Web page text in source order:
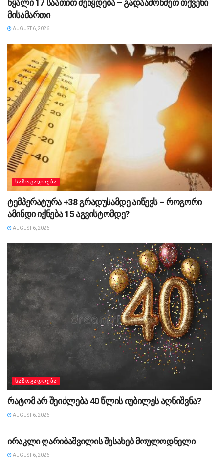
წყალი 17 საათით შეწყდება – გადაამოწმეთ თქვენი
მისამართი
AUGUST 6, 2026
ᲡᲐᲖᲝᲒᲐᲓᲝᲔᲑᲐ
ტემპერატურა +38 გრადუსამდე აიწევს – როგორი
ამინდი იქნება 15 აგვისტომდე?
AUGUST 6, 2026
ᲡᲐᲖᲝᲒᲐᲓᲝᲔᲑᲐ
რატომ არ შეიძლება 40 წლის იუბილეს აღნიშვნა?
AUGUST 6, 2026
ირაკლი ღარიბაშვილის შესახებ მოულოდნელი
AUGUST 6, 2026